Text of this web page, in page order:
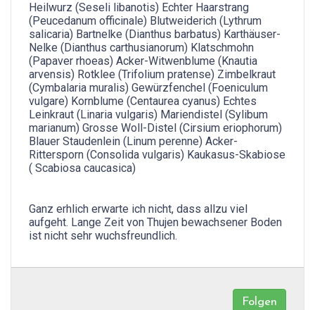
Heilwurz (Seseli libanotis) Echter Haarstrang
(Peucedanum officinale) Blutweiderich (Lythrum
salicaria) Bartnelke (Dianthus barbatus) Karthäuser-
Nelke (Dianthus carthusianorum) Klatschmohn
(Papaver rhoeas) Acker-Witwenblume (Knautia
arvensis) Rotklee (Trifolium pratense) Zimbelkraut
(Cymbalaria muralis) Gewürzfenchel (Foeniculum
vulgare) Kornblume (Centaurea cyanus) Echtes
Leinkraut (Linaria vulgaris) Mariendistel (Sylibum
marianum) Grosse Woll-Distel (Cirsium eriophorum)
Blauer Staudenlein (Linum perenne) Acker-
Rittersporn (Consolida vulgaris) Kaukasus-Skabiose
( Scabiosa caucasica)
Ganz erhlich erwarte ich nicht, dass allzu viel
aufgeht. Lange Zeit von Thujen bewachsener Boden
ist nicht sehr wuchsfreundlich.
Folgen